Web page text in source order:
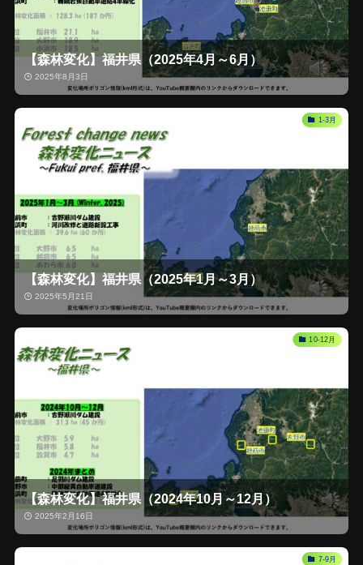
【森林変化】福井県（2025年4月～6月）
2025年8月3日
1-3月
【森林変化】福井県（2025年1月～3月）
2025年5月21日
10-12月
【森林変化】福井県（2024年10月～12月）
2025年2月16日
7-9月